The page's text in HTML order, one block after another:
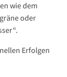
wie dem
oder
Erfolgen